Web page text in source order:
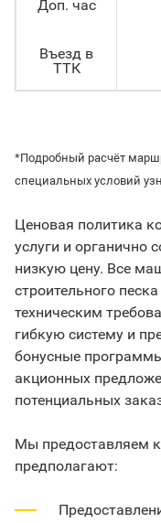
Доп. час
Въезд в
ТТК
*Подробный расчёт
специальных условий
Ценовая политика
услуги и органично
низкую цену. Все
строительного
техническим
гибкую систему и
бонусные
акционных
потенциальных
Мы предоставляем
предполагают: